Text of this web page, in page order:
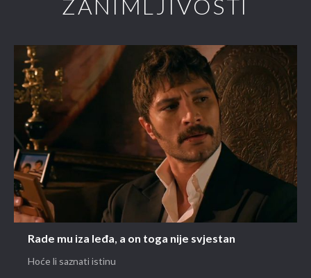
ZANIMLJIVOSTI
Rade mu iza leđa, a on toga nije svjestan
Hoće li saznati istinu